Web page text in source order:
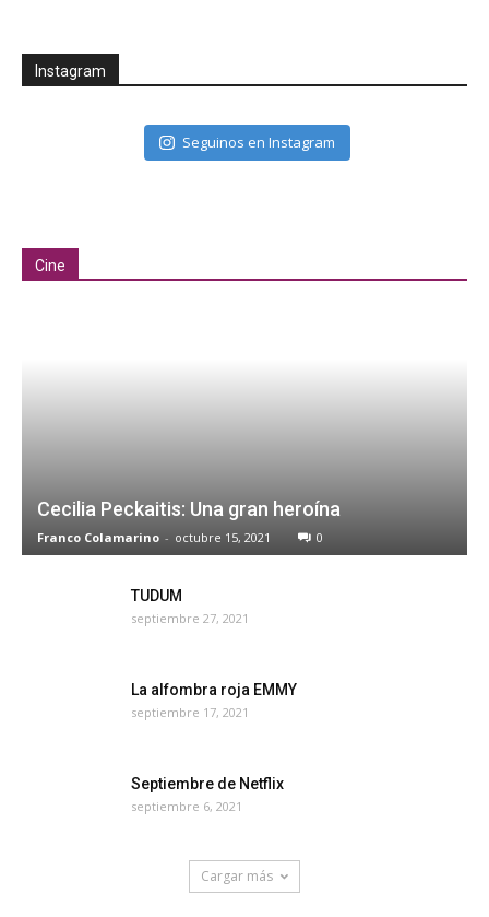
Instagram
Seguinos en Instagram
Cine
Cecilia Peckaitis: Una gran heroína
Franco Colamarino - octubre 15, 2021 0
TUDUM
septiembre 27, 2021
La alfombra roja EMMY
septiembre 17, 2021
Septiembre de Netflix
septiembre 6, 2021
Cargar más